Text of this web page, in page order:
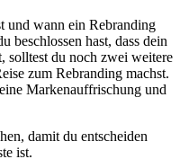
und wann ein Rebranding
beschlossen hast, dass dein
solltest du noch zwei weitere
zum Rebranding machst.
Markenauffrischung und
damit du entscheiden
ist.